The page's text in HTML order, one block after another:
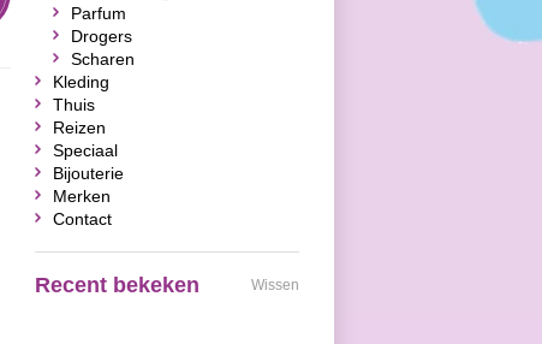
Parfum
Drogers
Scharen
Kleding
Thuis
Reizen
Speciaal
Bijouterie
Merken
Contact
Recent bekeken Wissen